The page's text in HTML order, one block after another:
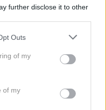
further disclose it to other
Outs
of my
of my
tudi takrat ni bil
čudovito. Imel sem